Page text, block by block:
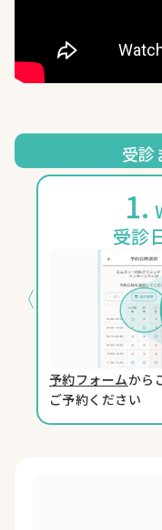
受診
〈
1.
受診
予約フォームから
ご予約ください